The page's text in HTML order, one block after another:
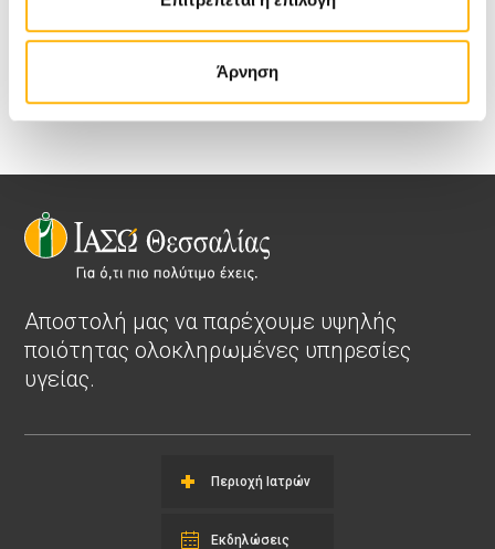
Άρνηση
Αποστολή μας να παρέχουμε υψηλής
ποιότητας ολοκληρωμένες υπηρεσίες
υγείας.
Περιοχή Ιατρών
Εκδηλώσεις